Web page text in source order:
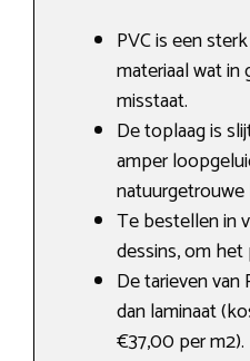
PVC is een
materiaal wat
misstaat.
De toplaag is
amper
Te bestellen in
dessins, om
De tarieven van
dan laminaat
€37,00 per m2).